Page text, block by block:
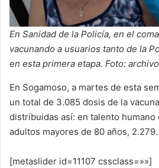
En Sanidad de la Policía, en el
vacunando a usuarios tanto de la
en esta primera etapa. Foto:
En Sogamoso, a martes de esta
un total de 3.085 dosis de la
distribuidas así: en talento humano
adultos mayores de 80 años, 2.279.
[metaslider id=11107 cssclass=»»]